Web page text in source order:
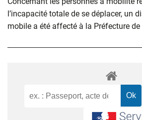
l’incapacité totale de se déplacer, un
mobile a été affecté à la Préfecture de